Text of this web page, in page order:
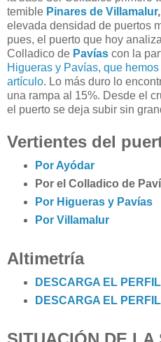
temible Pinares de Villamalur,
elevada densidad de puertos
pues, el puerto que hoy
Colladico de Pavías con la
Higueras y Pavías, que
artículo. Lo más duro lo
una rampa al 15%. Desde el
el puerto se deja subir sin
Vertientes del
Por Ayódar
Por el Colladico de
Por Higueras y Pavías
Por Villamalur
Altimetría
DESCARGA EL
DESCARGA EL